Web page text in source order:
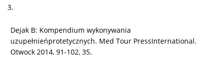
3.
Dejak B: Kompendium wykonywania
uzupełnieńprotetycznych. Med Tour PressInternational.
Otwock 2014, 91-102, 35.